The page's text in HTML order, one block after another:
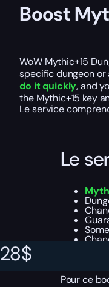
28$
Boost
WoW Mythic+15
specific dungeon or
do it quickly, and
the Mythic+15 key
Le service
Le
Pour ce